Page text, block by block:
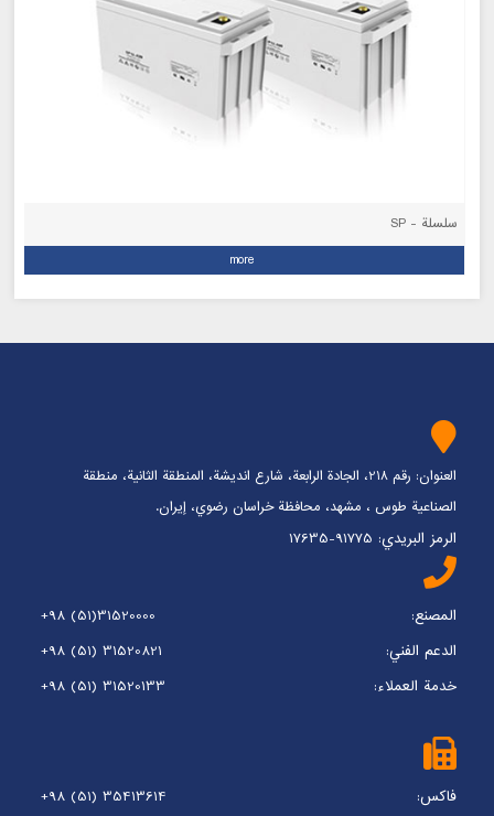
سلسلة - SP
more
العنوان: رقم 218، الجادة الرابعة، شارع انديشة، المنطقة الثانية، منطقة
الصناعية طوس ، مشهد، محافظة خراسان رضوي، إيران.
الرمز البريدي: 91775-17635
المصنع:
+98 (51)31520000
الدعم الفني:
+98 (51) 31520821
خدمة العملاء:
+98 (51) 31520133
فاکس: +98 (51) 35413614